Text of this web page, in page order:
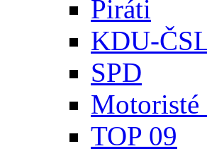
Piráti
KDU-
SPD
Motoristé
TOP 09